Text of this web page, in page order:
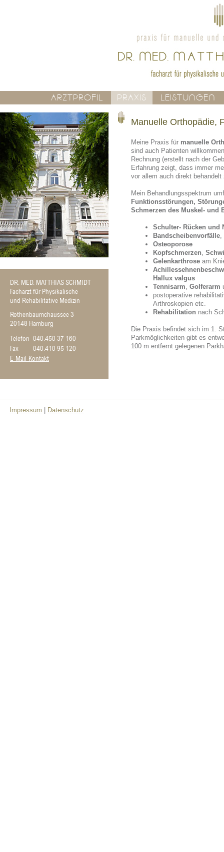
ARZTPROFIL PRAXIS LEISTUNGEN
Manuelle Orthopädie,
Meine Praxis für manuelle
sind auch Patienten
Rechnung (erstellt nach der
Erfahrung zeigt, dass immer
vor allem auch direkt behandelt
Mein Behandlungsspektrum
Funktionsstörungen,
Schmerzen des Muskel- und
Schulter- Rücken und
Bandscheibenvorfälle,
Osteoporose
Kopfschmerzen,
Gelenkarthrose am
Hallux valgus
Tennisarm, Golferarm
postoperative
Arthroskopien etc.
Rehabilitation nach
Die Praxis befindet sich im 1.
Parkmöglichkeiten gibt es
100 m entfernt gelegenen
DR. MED. MATTHIAS SCHMIDT
Facharzt für Physikalische
und Rehabilitative Medizin
Rothenbaumchaussee 3
20148 Hamburg
Telefon
040.450 37 160
Fax
040.410 95 120
E-Mail-Kontakt
Impressum Datenschutz